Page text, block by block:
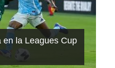
en la Leagues Cup